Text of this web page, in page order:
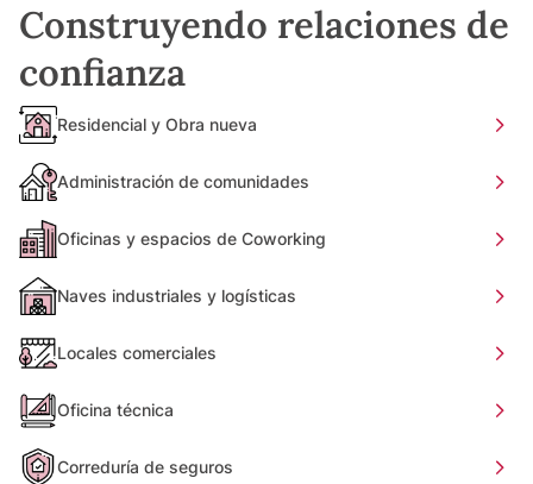
Construyendo relaciones de
confianza
Residencial y Obra nueva
Administración de comunidades
Oficinas y espacios de Coworking
Naves industriales y logísticas
Locales comerciales
Oficina técnica
Correduría de seguros